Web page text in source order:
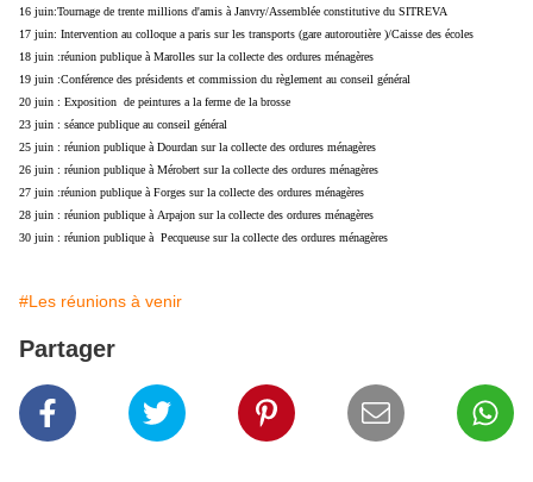
16 juin:Tournage de trente millions d'amis à Janvry/Assemblée constitutive du SITREVA
17 juin: Intervention au colloque a paris sur les transports (gare autoroutière )/Caisse des écoles
18 juin :réunion publique à Marolles sur la collecte des ordures ménagères
19 juin :Conférence des présidents et commission du règlement au conseil général
20 juin : Exposition de peintures a la ferme de la brosse
23 juin : séance publique au conseil général
25 juin : réunion publique à Dourdan sur la collecte des ordures ménagères
26 juin : réunion publique à Mérobert sur la collecte des ordures ménagères
27 juin :réunion publique à Forges sur la collecte des ordures ménagères
28 juin : réunion publique à Arpajon sur la collecte des ordures ménagères
30 juin : réunion publique à Pecqueuse sur la collecte des ordures ménagères
#Les réunions à venir
Partager